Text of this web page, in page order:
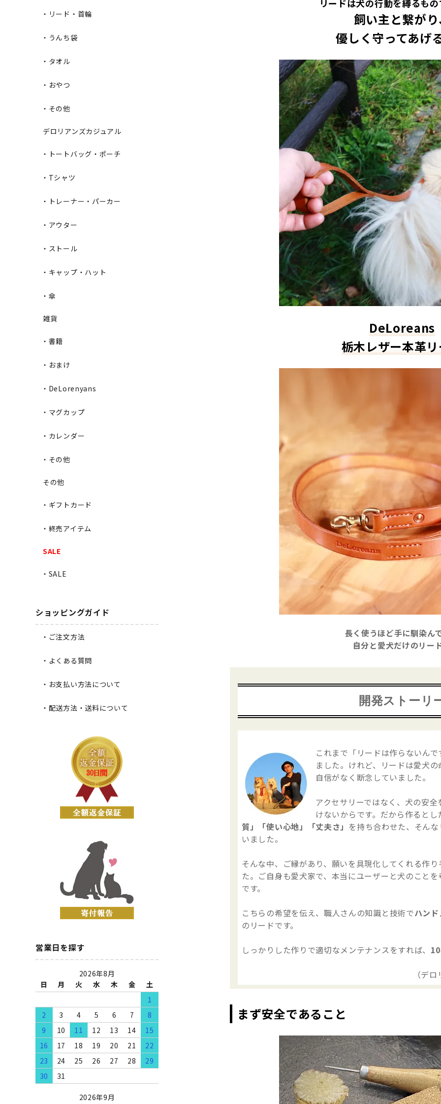
リードは犬の行動を縛るも
飼い主と繋が
優しく守ってあげ
DeLoreans
栃木レザー本革
長く使うほど手に馴染ん
自分と愛犬だけのリー
開発ストーリ
これまで「リードは作らないん
ました。けれど、リードは愛犬
自信がなく断念していました。
アクセサリーではなく、犬の安
けないからです。だから作ると
質」「使い心地」「丈夫さ」 を持ち合わせた、そん
いました。
そんな中、ご縁があり、願いを具現化してくれる作
た。ご自身も愛犬家で、本当にユーザーと犬のこと
です。
こちらの希望を伝え、職人さんの知識と技術でハン
のリードです。
しっかりした作りで適切なメンテナンスをすれば、
（デ
まず安全であること
・リード・首輪
・うんち袋
・タオル
・おやつ
・その他
デロリアンズカジュアル
・トートバッグ・ポーチ
・Tシャツ
・トレーナー・パーカー
・アウター
・ストール
・キャップ・ハット
・傘
雑貨
・書籍
・おまけ
・DeLorenyans
・マグカップ
・カレンダー
・その他
その他
・ギフトカード
・終売アイテム
SALE
・SALE
ショッピングガイド
・ご注文方法
・よくある質問
・お支払い方法について
・配送方法・送料について
営業日を探す
2026年8月
日
月 火 水 木 金
土
1
2
3 4 5 6 7
8
9
10 11 12 13 14
15
16
17 18 19 20 21
22
23
24 25 26 27 28
29
30
31
2026年9月